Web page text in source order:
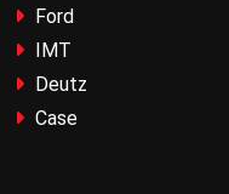
Ford
IMT
Deutz
Case